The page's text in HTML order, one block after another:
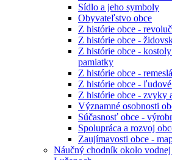
Sídlo a jeho symboly
Obyvateľstvo obce
Z histórie obce -
Z histórie obce -
Z histórie obce -
pamiatky
Z histórie obce -
Z histórie obce -
Z histórie obce - zvyky
Významné osobnosti
Súčasnosť obce -
Spolupráca a rozvoj
Zaujímavosti obce -
Náučný chodník okolo